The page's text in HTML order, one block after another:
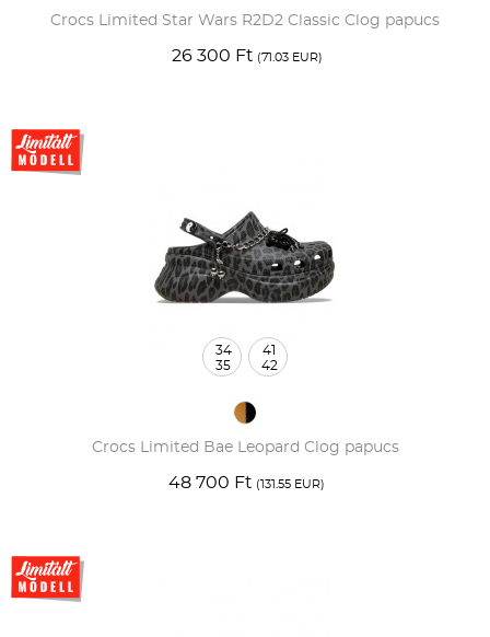
Crocs Limited Star Wars R2D2 Classic Clog papucs
26 300 Ft (71.03 EUR)
Crocs Limited Bae Leopard Clog papucs
48 700 Ft (131.55 EUR)
34
35
41
42